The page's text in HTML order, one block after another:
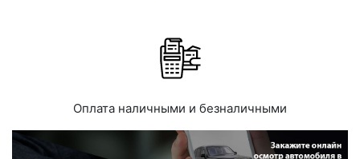
Оплата наличными и безналичными